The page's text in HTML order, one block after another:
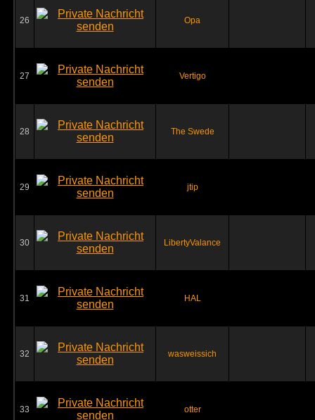
26 Opa
27 Vertigo
28 The Swede
29 jtip
30 LibertyValance
31 HAL
32 wasweissich
33 otter